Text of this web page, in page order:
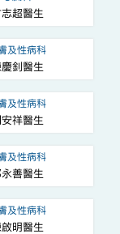
超醫生
及性病科
慶釗醫生
及性病科
安祥醫生
及性病科
善醫生
及性病科
啟明醫生